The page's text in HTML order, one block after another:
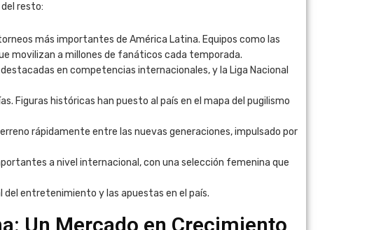
resto:
más importantes de América Latina. Equipos como las
movilizan a millones de fanáticos cada temporada.
en competencias internacionales, y la Liga Nacional
Figuras históricas han puesto al país en el mapa del pugilismo
rápidamente entre las nuevas generaciones, impulsado por
a nivel internacional, con una selección femenina que
del entretenimiento y las apuestas en el país.
Un Mercado en Crecimiento